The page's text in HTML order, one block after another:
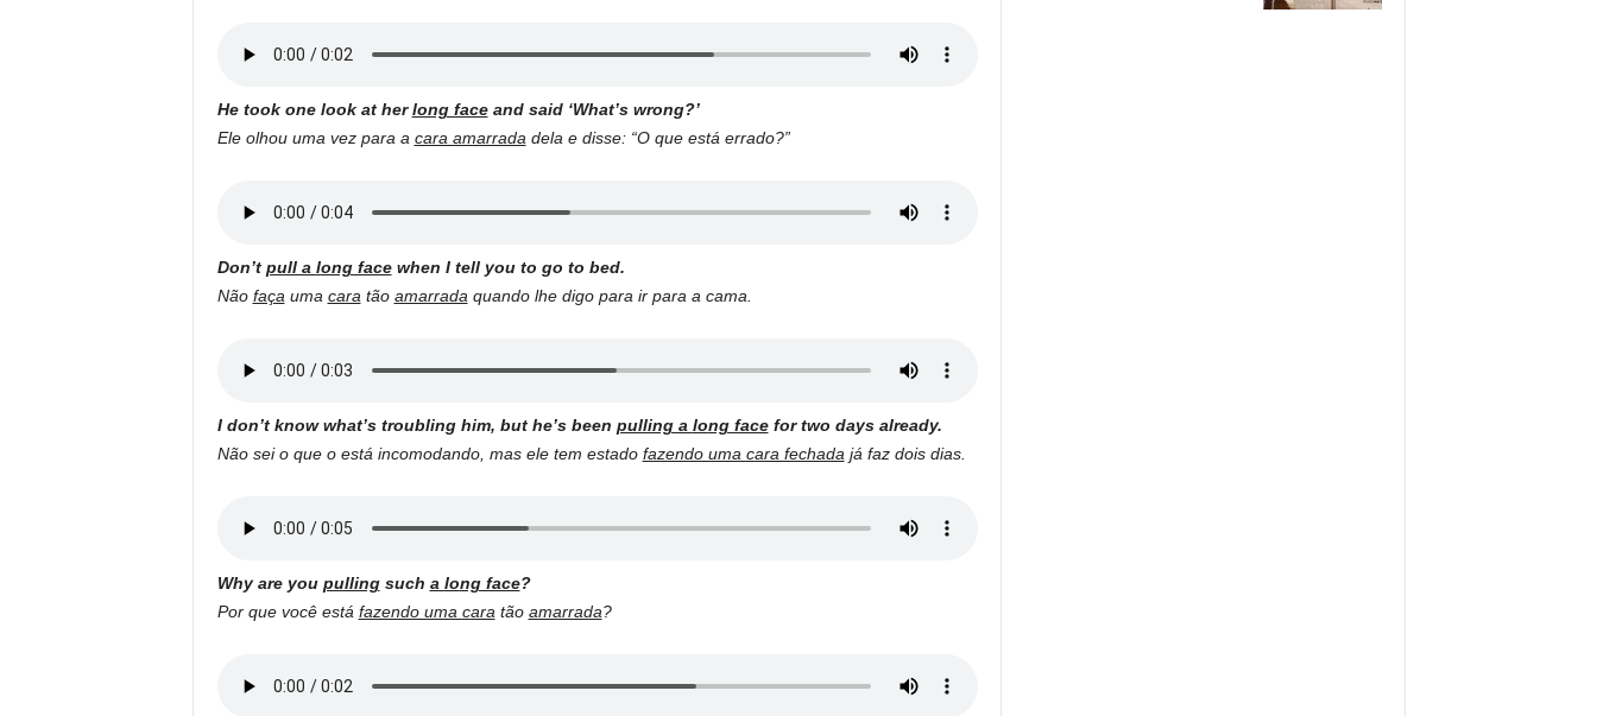
He took one look at herlong faceand said ‘What’s wrong?’
Ele olhou uma vez para a cara amarrada dela e disse: “O que está errado?”
Don’t pull a long facewhen I tell you to go to bed.
Não faça uma cara tão amarrada quando lhe digo para ir para a cama.
I don’t know what’s troubling him, but he’s been pulling a long facefor two days already.
Não sei o que o está incomodando, mas ele tem estado fazendo uma cara fechada já faz dois dias.
Why are you pullingsuch a long face?
Por que você está fazendo uma cara tão amarrada?